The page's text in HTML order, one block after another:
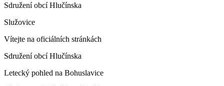
Sdružení obcí Hlučínska
Služovice
Vítejte na oficiálních stránkách
Sdružení obcí Hlučínska
Letecký pohled na Bohuslavice